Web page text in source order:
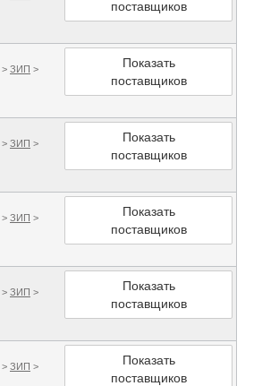
поставщиков
> ЗИП >
Показать
поставщиков
> ЗИП >
Показать
поставщиков
> ЗИП >
Показать
поставщиков
> ЗИП >
Показать
поставщиков
> ЗИП >
Показать
поставщиков